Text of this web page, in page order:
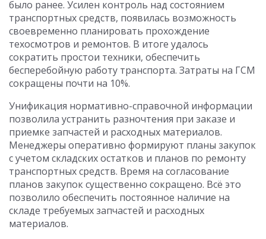
было ранее. Усилен контроль над состоянием
транспортных средств, появилась возможность
своевременно планировать прохождение
техосмотров и ремонтов. В итоге удалось
сократить простои техники, обеспечить
бесперебойную работу транспорта. Затраты на ГСМ
сокращены почти на 10%.
Унификация нормативно-справочной информации
позволила устранить разночтения при заказе и
приемке запчастей и расходных материалов.
Менеджеры оперативно формируют планы закупок
с учетом складских остатков и планов по ремонту
транспортных средств. Время на согласование
планов закупок существенно сокращено. Всё это
позволило обеспечить постоянное наличие на
складе требуемых запчастей и расходных
материалов.